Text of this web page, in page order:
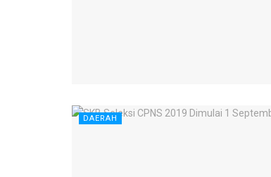
DAERAH